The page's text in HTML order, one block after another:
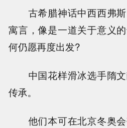
古希腊神话中西西弗斯
寓言，像是一道关于意义
何仍愿再度出发?
中国花样滑冰选手隋文
传承。
他们本可在北京冬奥会